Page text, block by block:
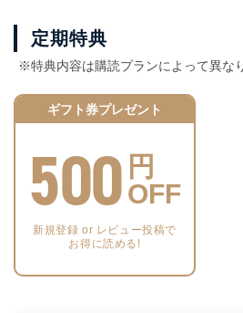
定期特典
※特典内容は購読プランによって異な
ギフト券プレゼント
500 円
OFF
新規登録 or レビュー投稿で
お得に読める!